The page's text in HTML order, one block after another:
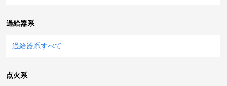
過給器系
過給器系すべて
点火系